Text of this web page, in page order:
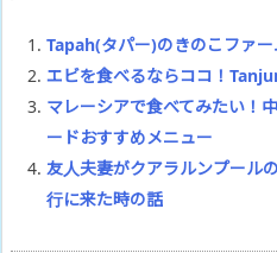
Tapah(タパー)のきのこファ
エビを食べるならココ！
マレーシアで食べてみたい！
ードおすすめメニュー
友人夫妻がクアラルンプール
行に来た時の話